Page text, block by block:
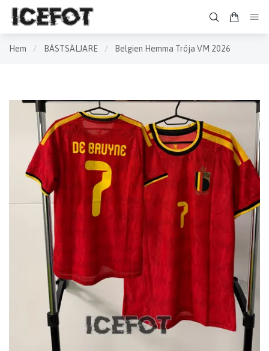
Hem / BÄSTSÄLJARE / Belgien Hemma Tröja VM 2026